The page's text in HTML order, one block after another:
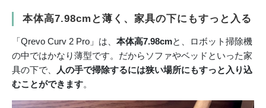
本体高7.98cmと薄く、家具の下にもすっと入る
「Qrevo Curv 2 Pro」は、 本体高7.98cmと、ロボット掃除機
の中ではかなり薄型です。だからソファやベッドといった家
具の下で、
人の手で掃除するには狭い場所にもすっと入り込
むことができます。